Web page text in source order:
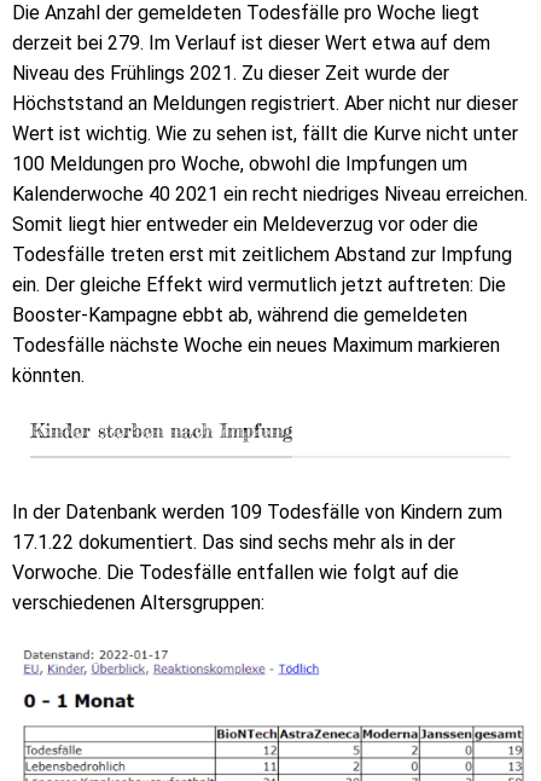
Die Anzahl der gemeldeten Todesfälle pro Woche liegt
derzeit bei 279. Im Verlauf ist dieser Wert etwa auf dem
Niveau des Frühlings 2021. Zu dieser Zeit wurde der
Höchststand an Meldungen registriert. Aber nicht nur dieser
Wert ist wichtig. Wie zu sehen ist, fällt die Kurve nicht unter
100 Meldungen pro Woche, obwohl die Impfungen um
Kalenderwoche 40 2021 ein recht niedriges Niveau erreichen.
Somit liegt hier entweder ein Meldeverzug vor oder die
Todesfälle treten erst mit zeitlichem Abstand zur Impfung
ein. Der gleiche Effekt wird vermutlich jetzt auftreten: Die
Booster-Kampagne ebbt ab, während die gemeldeten
Todesfälle nächste Woche ein neues Maximum markieren
könnten.
Kinder sterben nach Impfung
In der Datenbank werden 109 Todesfälle von Kindern zum
17.1.22 dokumentiert. Das sind sechs mehr als in der
Vorwoche. Die Todesfälle entfallen wie folgt auf die
verschiedenen Altersgruppen: